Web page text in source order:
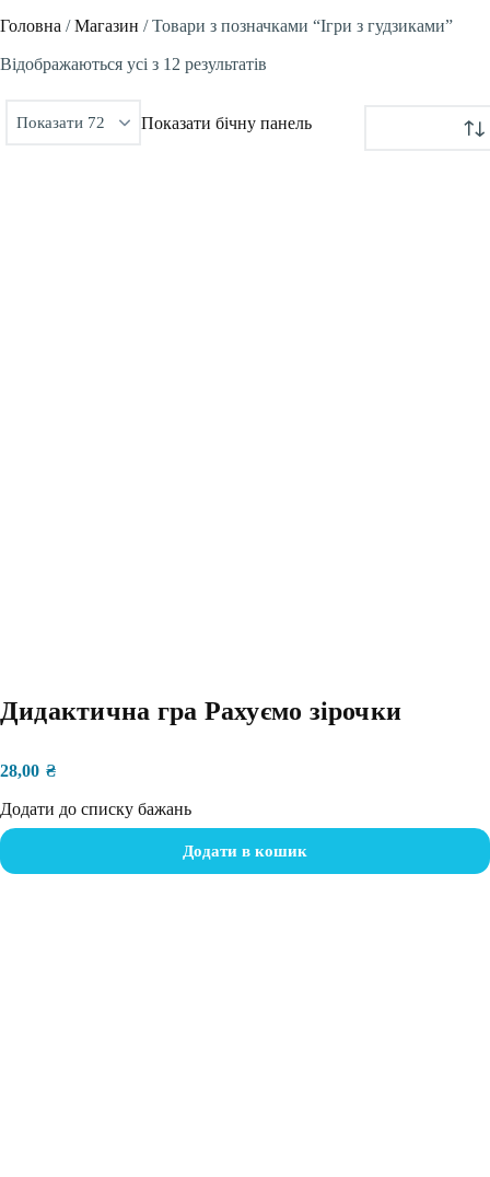
Головна / Магазин / Товари з позначками “Ігри з гудзиками”
Відображаються усі з 12 результатів
Показати бічну панель
Дидактична гра Рахуємо зірочки
28,00 ₴
Додати до списку бажань
Додати в кошик